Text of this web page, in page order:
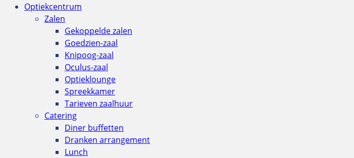
Optiekcentrum
Zalen
Gekoppelde zalen
Goedzien-zaal
Knipoog-zaal
Oculus-zaal
Optieklounge
Spreekkamer
Tarieven zaalhuur
Catering
Diner buffetten
Dranken arrangement
Lunch